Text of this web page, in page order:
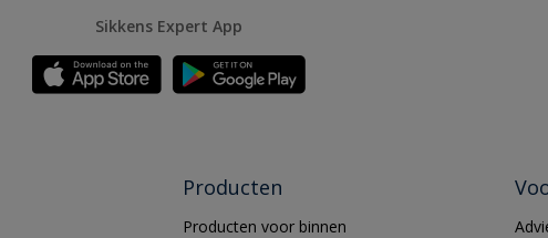
Sikkens Expert App
Producten
Producten voor binnen